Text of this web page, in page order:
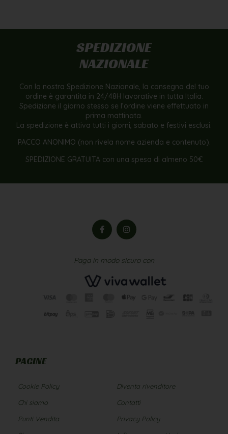
SPEDIZIONE
NAZIONALE
Con la nostra Spedizione Nazionale, la consegna del tuo
ordine è garantita in 24/48H lavorative in tutta Italia.
Spedizione il giorno stesso se l’ordine viene effettuato in
prima mattinata.
La spedizione è attiva tutti i giorni, sabato e festivi esclusi.
PACCO ANONIMO (non rivela nome azienda e contenuto).
SPEDIZIONE GRATUITA con una spesa di almeno 50€
Paga in modo sicuro con
PAGINE
Cookie Policy
Chi siamo
Punti Vendita
Diventa rivenditore
Contatti
Privacy Policy